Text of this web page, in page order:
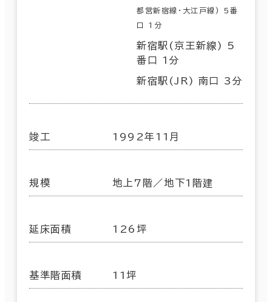
都営新宿線･大江戸線) 5番
口 1分
新宿駅(京王新線) 5
番口 1分
新宿駅(JR) 南口 3分
竣工 1992年11月
規模 地上7階／地下1階建
延床面積 126坪
基準階面積 11坪